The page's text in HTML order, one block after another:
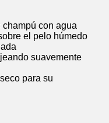
con agua
el pelo húmedo
suavemente
para su